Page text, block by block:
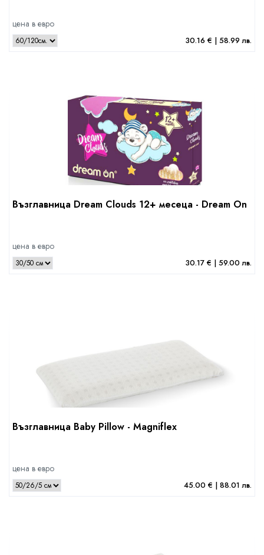
цена в евро
30.16 € | 58.99 лв.
Възглавница Dream Clouds 12+ месеца - Dream On
цена в евро
30.17 € | 59.00 лв.
Възглавница Baby Pillow - Magniflex
цена в евро
45.00 € | 88.01 лв.